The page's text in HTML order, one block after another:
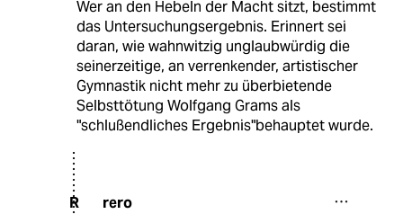
Wer an den Hebeln der Macht sitzt, bestimmt
das Untersuchungsergebnis. Erinnert sei
daran, wie wahnwitzig unglaubwürdig die
seinerzeitige, an verrenkender, artistischer
Gymnastik nicht mehr zu überbietende
Selbsttötung Wolfgang Grams als
"schlußendliches Ergebnis"behauptet wurde.
R rero